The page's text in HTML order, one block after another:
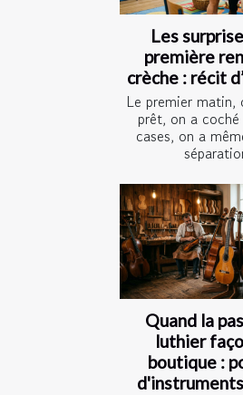
Les
première
crèche : récit
Le premier matin,
prêt, on a
cases, on a
Quand la
luthier
boutique :